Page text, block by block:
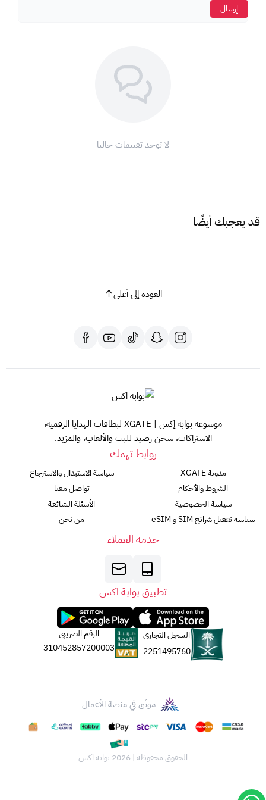
إرسال
لا توجد تقييمات حاليا
قد يعجبك أيضًا
العودة إلى أعلى
موسوعة بوابة إكس | XGATE لبطاقات الهدايا الرقمية،
الاشتراكات، شحن رصيد للبث والألعاب، والمزيد.
روابط تهمك
مدونة XGATE
الشروط والأحكام
سياسة الخصوصية
سياسة تفعيل شرائح SIM و eSIM
سياسة الاستبدال والاسترجاع
تواصل معنا
الأسئلة الشائعة
من نحن
خدمة العملاء
تطبيق بوابة اكس
السجل التجاري
2251495760
الرقم الضريبي
310452857200003
موثّق في منصة الأعمال
الحقوق محفوظة | 2026 بوابة اكس